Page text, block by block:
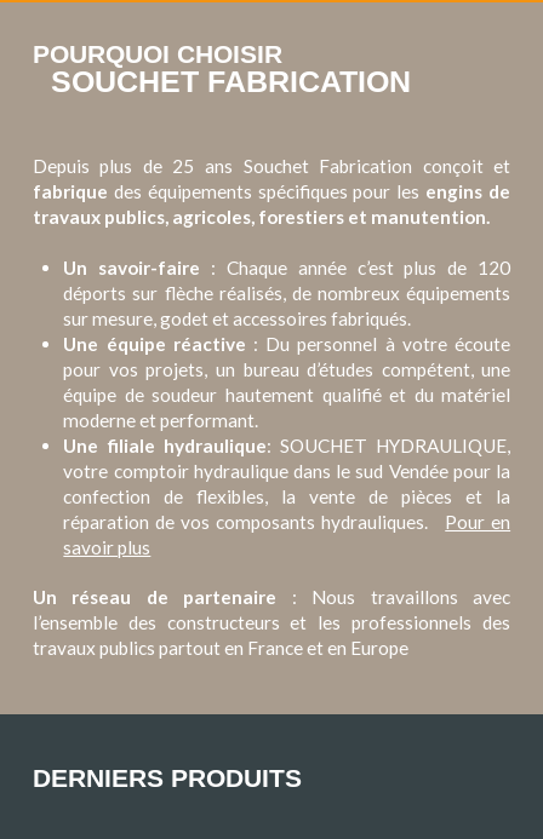
POURQUOI CHOISIR
SOUCHET FABRICATION
Depuis plus de 25 ans Souchet Fabrication conçoit et
fabrique des équipements spécifiques pour les engins de
travaux publics, agricoles, forestiers et manutention.
Un savoir-faire : Chaque année c’est plus de 120
déports sur flèche réalisés, de nombreux équipements
sur mesure, godet et accessoires fabriqués.
Une équipe réactive : Du personnel à votre écoute
pour vos projets, un bureau d’études compétent, une
équipe de soudeur hautement qualifié et du matériel
moderne et performant.
Une filiale hydraulique: SOUCHET HYDRAULIQUE,
votre comptoir hydraulique dans le sud Vendée pour la
confection de flexibles, la vente de pièces et la
réparation de vos composants hydrauliques. Pour en
savoir plus
Un réseau de partenaire : Nous travaillons avec
l’ensemble des constructeurs et les professionnels des
travaux publics partout en France et en Europe
DERNIERS PRODUITS